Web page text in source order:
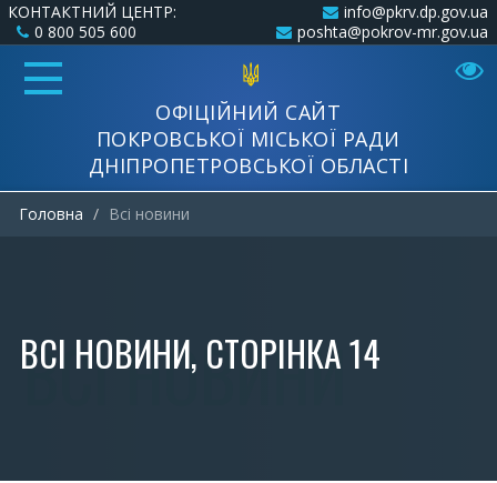
КОНТАКТНИЙ ЦЕНТР:
0 800 505 600
info@pkrv.dp.gov.ua
poshta@pokrov-mr.gov.ua
ОФІЦІЙНИЙ САЙТ
ПОКРОВСЬКОЇ МІСЬКОЇ РАДИ
ДНІПРОПЕТРОВСЬКОЇ ОБЛАСТІ
Головна Всi новини
ВСI НОВИНИ, СТОРІНКА 14